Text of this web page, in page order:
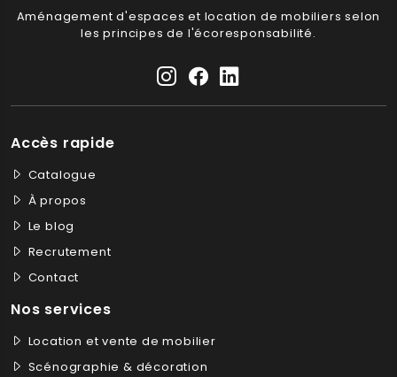
Aménagement d'espaces et location de mobiliers selon
les principes de l'écoresponsabilité.
Accès rapide
Catalogue
À propos
Le blog
Recrutement
Contact
Nos services
Location et vente de mobilier
Scénographie & décoration